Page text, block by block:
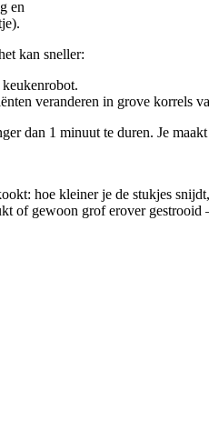
en
kan sneller:
veranderen in grove korrels
dan 1 minuut te duren. Je
hoe kleiner je de stukjes
of gewoon grof erover gestrooid